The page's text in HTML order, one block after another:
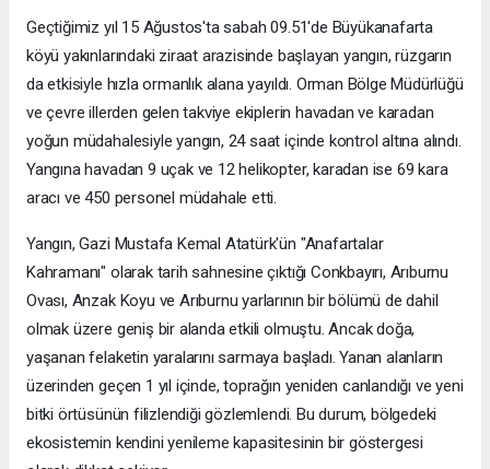
Geçtiğimiz yıl 15 Ağustos'ta sabah 09.51'de Büyükanafarta
köyü yakınlarındaki ziraat arazisinde başlayan yangın, rüzgarın
da etkisiyle hızla ormanlık alana yayıldı. Orman Bölge Müdürlüğü
ve çevre illerden gelen takviye ekiplerin havadan ve karadan
yoğun müdahalesiyle yangın, 24 saat içinde kontrol altına alındı.
Yangına havadan 9 uçak ve 12 helikopter, karadan ise 69 kara
aracı ve 450 personel müdahale etti.
Yangın, Gazi Mustafa Kemal Atatürk'ün "Anafartalar
Kahramanı" olarak tarih sahnesine çıktığı Conkbayırı, Arıburnu
Ovası, Anzak Koyu ve Arıburnu yarlarının bir bölümü de dahil
olmak üzere geniş bir alanda etkili olmuştu. Ancak doğa,
yaşanan felaketin yaralarını sarmaya başladı. Yanan alanların
üzerinden geçen 1 yıl içinde, toprağın yeniden canlandığı ve yeni
bitki örtüsünün filizlendiği gözlemlendi. Bu durum, bölgedeki
ekosistemin kendini yenileme kapasitesinin bir göstergesi